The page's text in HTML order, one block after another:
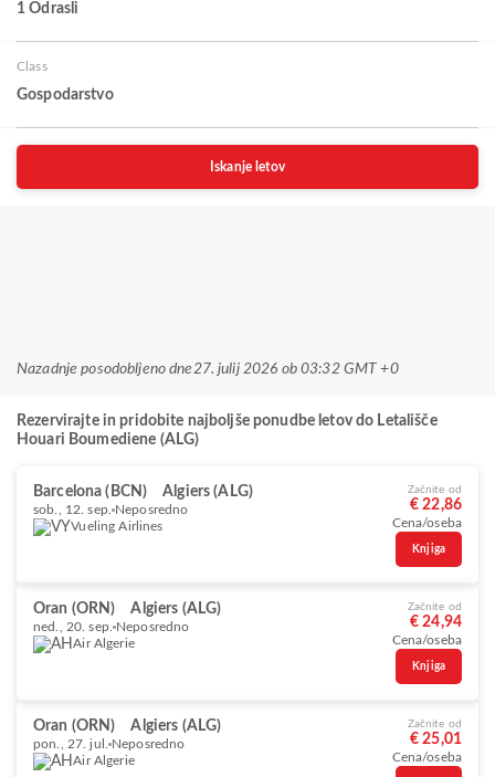
1 Odrasli
Class
Gospodarstvo
Iskanje letov
Nazadnje posodobljeno dne27. julij 2026 ob 03:32 GMT +0
Rezervirajte in pridobite najboljše ponudbe letov do Letališče
Houari Boumediene (ALG)
Barcelona (BCN) Algiers (ALG)
sob., 12. sep. Neposredno
Vueling Airlines
Začnite od
€ 22,86
Cena/oseba
Knjiga
Oran (ORN) Algiers (ALG)
ned., 20. sep. Neposredno
Air Algerie
Začnite od
€ 24,94
Cena/oseba
Knjiga
Oran (ORN) Algiers (ALG)
pon., 27. jul.
Neposredno
Air Algerie
Začnite od
€ 25,01
Cena/oseba